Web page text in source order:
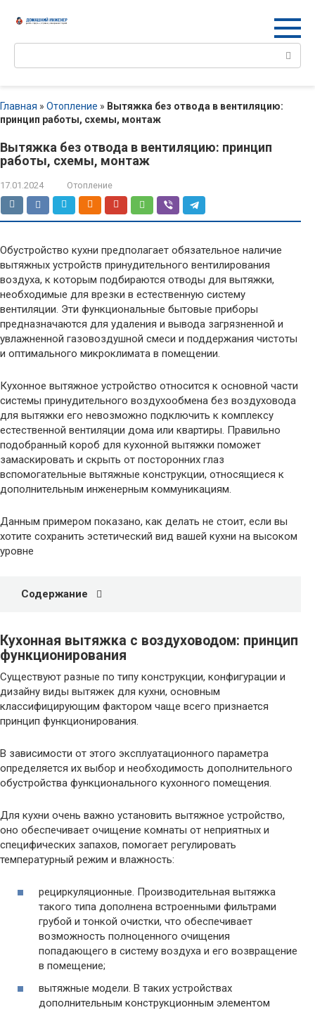
Поиск:
Главная » Отопление » Вытяжка без отвода в вентиляцию:
принцип работы, схемы, монтаж
Вытяжка без отвода в вентиляцию: принцип
работы, схемы, монтаж
17.01.2024 Отопление
Обустройство кухни предполагает обязательное наличие
вытяжных устройств принудительного вентилирования
воздуха, к которым подбираются отводы для вытяжки,
необходимые для врезки в естественную систему
вентиляции. Эти функциональные бытовые приборы
предназначаются для удаления и вывода загрязненной и
увлажненной газовоздушной смеси и поддержания чистоты
и оптимального микроклимата в помещении.
Кухонное вытяжное устройство относится к основной части
системы принудительного воздухообмена без воздуховода
для вытяжки его невозможно подключить к комплексу
естественной вентиляции дома или квартиры. Правильно
подобранный короб для кухонной вытяжки поможет
замаскировать и скрыть от посторонних глаз
вспомогательные вытяжные конструкции, относящиеся к
дополнительным инженерным коммуникациям.
Данным примером показано, как делать не стоит, если вы
хотите сохранить эстетический вид вашей кухни на высоком
уровне
Содержание
Кухонная вытяжка с воздуховодом: принцип
функционирования
Существуют разные по типу конструкции, конфигурации и
дизайну виды вытяжек для кухни, основным
классифицирующим фактором чаще всего признается
принцип функционирования.
В зависимости от этого эксплуатационного параметра
определяется их выбор и необходимость дополнительного
обустройства функционального кухонного помещения.
Для кухни очень важно установить вытяжное устройство,
оно обеспечивает очищение комнаты от неприятных и
специфических запахов, помогает регулировать
температурный режим и влажность:
рециркуляционные. Производительная вытяжка
такого типа дополнена встроенными фильтрами
грубой и тонкой очистки, что обеспечивает
возможность полноценного очищения
попадающего в систему воздуха и его возвращение
в помещение;
вытяжные модели. В таких устройствах
дополнительным конструкционным элементом